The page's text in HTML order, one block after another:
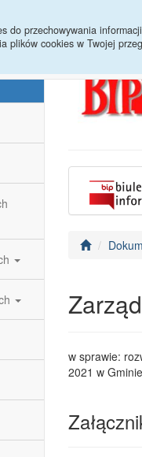
do przechowywania
plików cookies w Twojej
w sprawie:
2021 w